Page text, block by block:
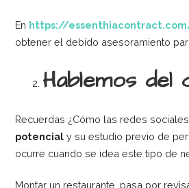
En https://
obtener el debido asesoramiento
Hablemos
Recuerdas ¿Cómo las redes
potencial y su estudio previo de
ocurre cuando se idea este tipo de
Montar un restaurante, pasa por